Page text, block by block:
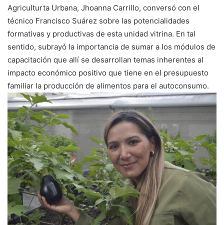
Agriculturta Urbana, Jhoanna Carrillo, conversó con el
técnico Francisco Suárez sobre las potencialidades
formativas y productivas de esta unidad vitrina. En tal
sentido, subrayó la importancia de sumar a los módulos de
capacitación que allí se desarrollan temas inherentes al
impacto económico positivo que tiene en el presupuesto
familiar la producción de alimentos para el autoconsumo.